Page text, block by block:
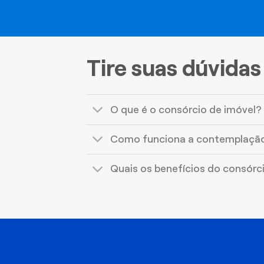
Tire suas dúvidas
O que é o consórcio de imóvel?
Como funciona a
Quais os benefícios do